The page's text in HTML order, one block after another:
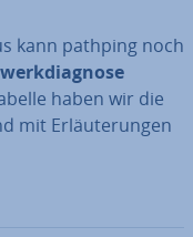
kann pathping noch
haben wir die
mit Er­läu­te­run­gen